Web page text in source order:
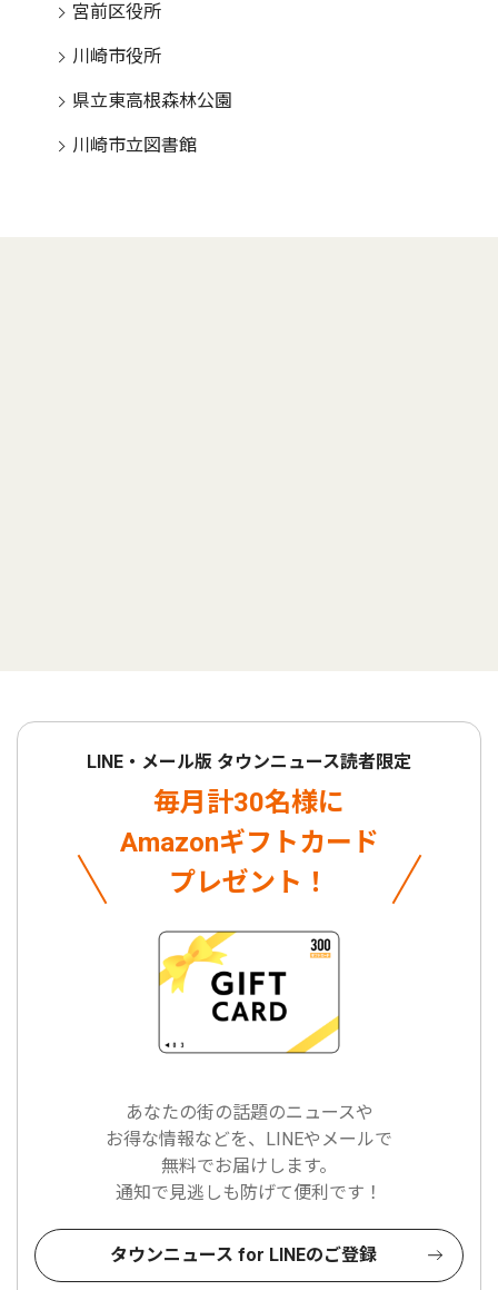
宮前区役所
川崎市役所
県立東高根森林公園
川崎市立図書館
LINE・メール版 タウンニュース読者限定
毎月計30名様に
Amazonギフトカード
プレゼント！
あなたの街の話題のニュースや
お得な情報などを、LINEやメールで
無料でお届けします。
通知で見逃しも防げて便利です！
タウンニュース for LINEのご登録